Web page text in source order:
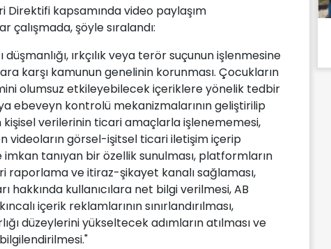
kapsamında video paylaşım
şöyle sıralandı:
ırkçılık veya terör suçunun işlenmesine
karşı kamunun genelinin korunması. Çocukların
olumsuz etkileyebilecek içeriklere yönelik tedbir
ebeveyn kontrolü mekanizmalarının geliştirilip
kişisel verilerinin ticari amaçlarla işlenememesi,
videoların görsel-işitsel ticari iletişim içerip
tanıyan bir özellik sunulması, platformların
raporlama ve itiraz-şikayet kanalı sağlaması,
hakkında kullanıcılara net bilgi verilmesi, AB
içerik reklamlarının sınırlandırılması,
düzeylerini yükseltecek adımların atılması ve